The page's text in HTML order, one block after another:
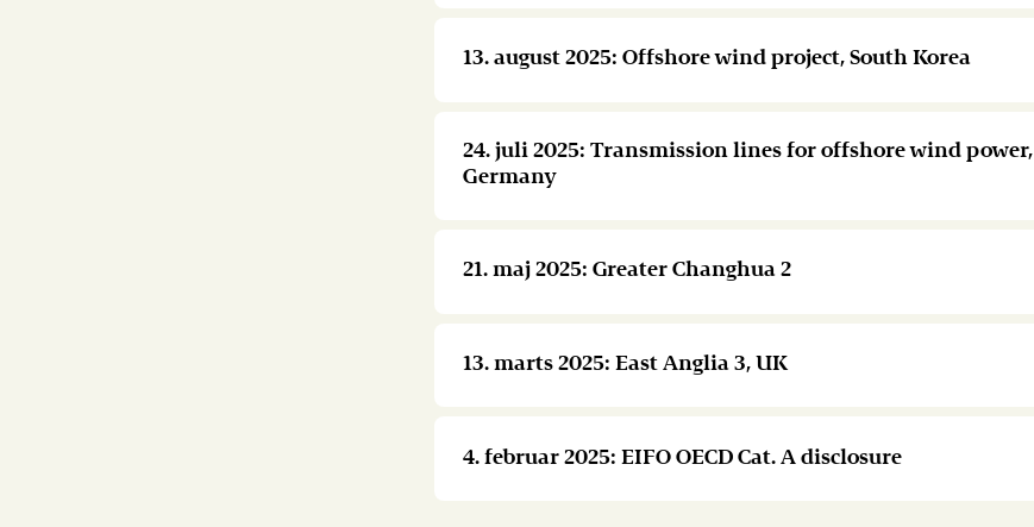
13. august 2025: Offshore wind project, South Korea
24. juli 2025: Transmission lines for offshore wind power,
Germany
21. maj 2025: Greater Changhua 2
13. marts 2025: East Anglia 3, UK
4. februar 2025: EIFO OECD Cat. A disclosure